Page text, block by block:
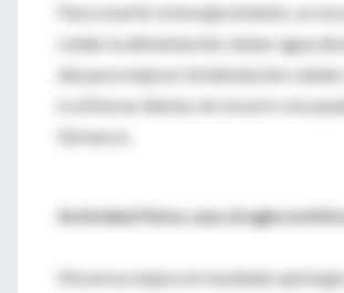
Para revertir el envejecimiento, se
cuidar la alimentación, beber agua
día para mejorar la hidratación
6 a 8 horas diarias sin recurrir a la
fármacos.
Actividad física: una cirugía
Moverse mejora el resultado